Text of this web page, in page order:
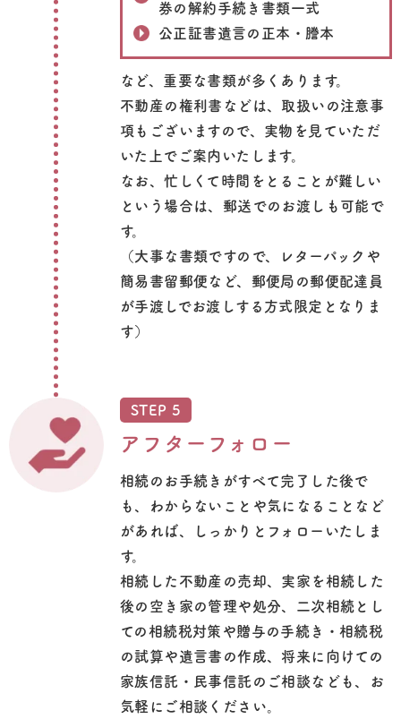
券の解約手続き書類一式
公正証書遺言の正本・謄本
など、重要な書類が多くあります。
不動産の権利書などは、取扱いの注意事
項もございますので、実物を見ていただ
いた上でご案内いたします。
なお、忙しくて時間をとることが難しい
という場合は、郵送でのお渡しも可能で
す。
（大事な書類ですので、レターパックや
簡易書留郵便など、郵便局の郵便配達員
が手渡しでお渡しする方式限定となりま
す）
STEP 5
アフターフォロー
相続のお手続きがすべて完了した後で
も、わからないことや気になることなど
があれば、しっかりとフォローいたしま
す。
相続した不動産の売却、実家を相続した
後の空き家の管理や処分、二次相続とし
ての相続税対策や贈与の手続き・相続税
の試算や遺言書の作成、将来に向けての
家族信託・民事信託のご相談なども、お
気軽にご相談ください。